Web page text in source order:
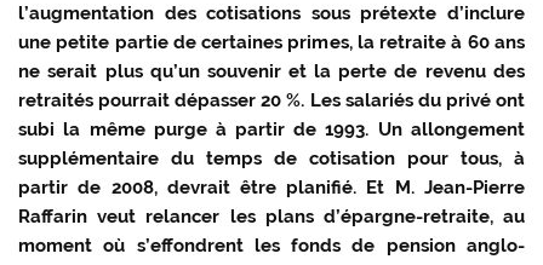
l’augmentation des cotisations sous prétexte d’inclure
une petite partie de certaines primes, la retraite à 60 ans
ne serait plus qu’un souvenir et la perte de revenu des
retraités pourrait dépasser 20 %. Les salariés du privé ont
subi la même purge à partir de 1993. Un allongement
supplémentaire du temps de cotisation pour tous, à
partir de 2008, devrait être planifié. Et M. Jean-Pierre
Raffarin veut relancer les plans d’épargne-retraite, au
moment où s’effondrent les fonds de pension anglo-